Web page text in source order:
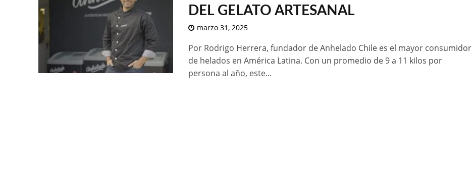
DEL GELATO ARTESANAL
marzo 31, 2025
Por Rodrigo Herrera, fundador de Anhelado Chile es el mayor consumidor
de helados en América Latina. Con un promedio de 9 a 11 kilos por
persona al año, este...